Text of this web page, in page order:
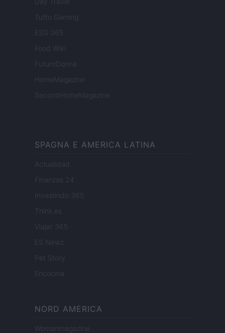
Tutto Gaming
ESG 365
Food Wiki
FuturoDonna
HomeMagazine
SecondHomeMagazine
SPAGNA E AMERICA LATINA
Actualidad
Finanzas 24
Investindo 365
Think.es
Viajar 365
ES Newz
Pet Story
Encocina
NORD AMERICA
Womanmagazine